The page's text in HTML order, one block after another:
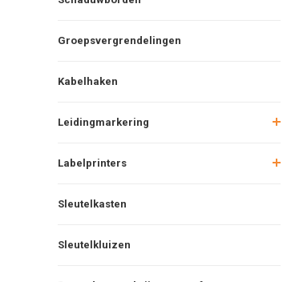
Groepsvergrendelingen
Kabelhaken
Leidingmarkering
Labelprinters
Sleutelkasten
Sleutelkluizen